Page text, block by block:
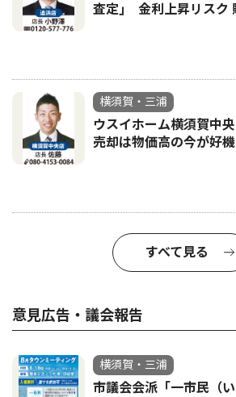
査定｣ 金利上昇リスク
横須賀・三浦
ウスイホーム横須賀中
売却は物価高の今が好機
すべて見る
意見広告・議会報告
横須賀・三浦
市議会会派「一市民（